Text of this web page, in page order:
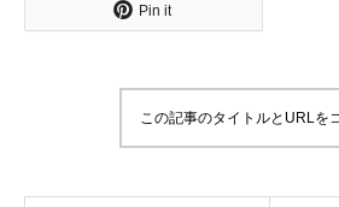
Pin it
この記事のタイトルとURLを